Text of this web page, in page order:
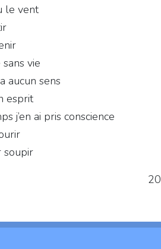
le vent
vie
aucun sens
esprit
j’en ai pris conscience
soupir